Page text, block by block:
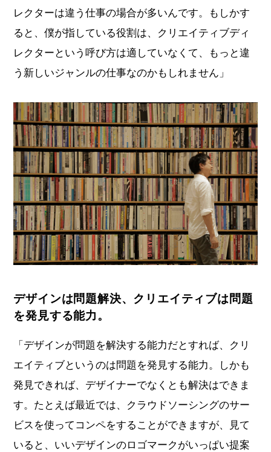
レクターは違う仕事の場合が多いんです。もしかす
ると、僕が指している役割は、クリエイティブディ
レクターという呼び方は適していなくて、もっと違
う新しいジャンルの仕事なのかもしれません」
デザインは問題解決、クリエイティブは問題
を発見する能力。
「デザインが問題を解決する能力だとすれば、クリ
エイティブというのは問題を発見する能力。しかも
発見できれば、デザイナーでなくとも解決はできま
す。たとえば最近では、クラウドソーシングのサー
ビスを使ってコンペをすることができますが、見て
いると、いいデザインのロゴマークがいっぱい提案